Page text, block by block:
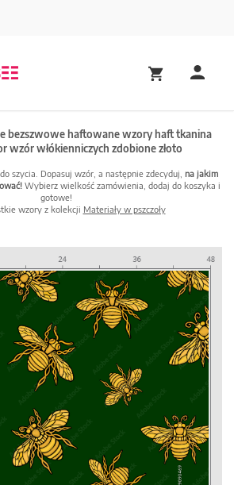
bezszwowe haftowane wzory haft tkanina
wzór włókienniczych zdobione złoto
szycia. Dopasuj wzór, a następnie zdecyduj, na jakim
Wybierz wielkość zamówienia, dodaj do koszyka i
gotowe!
wzory z kolekcji Materiały w pszczoły